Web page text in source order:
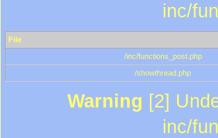
inc/
File
/inc/functions_post.php
/showthread.php
Warning [2]
inc/